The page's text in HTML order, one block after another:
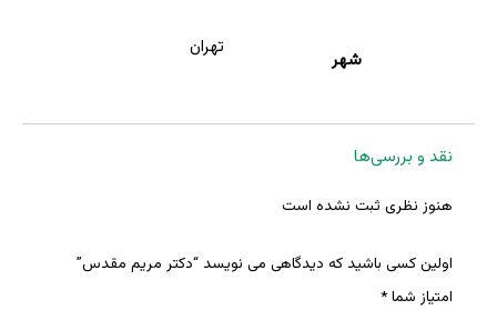
شهر
تهران
نقد و بررسی‌ها
هنوز نظری ثبت نشده است
اولین کسی باشید که دیدگاهی می نویسد “دکتر مریم مقدس”
امتیاز شما*